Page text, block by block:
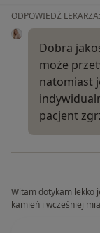
ODPOWIEDŹ LEKARZA:
Dobra
może
natomiast
pacjent
Witam dotykam lekko
kamień i wcześniej